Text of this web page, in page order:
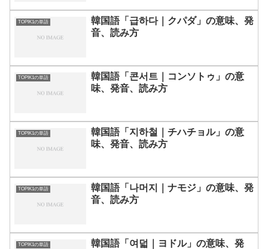
TOPIK1の単語
韓国語「급하다｜クパダ」の意味、発
音、読み方
TOPIK1の単語
韓国語「콘서트｜コンソトゥ」の意
味、発音、読み方
TOPIK1の単語
韓国語「지하철｜チハチョル」の意
味、発音、読み方
TOPIK1の単語
韓国語「나머지｜ナモジ」の意味、発
音、読み方
TOPIK1の単語
韓国語「여덟｜ヨドル」の意味、発